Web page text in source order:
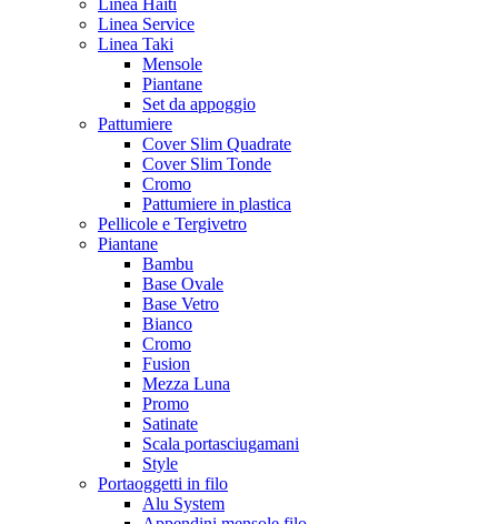
Linea Haiti
Linea Service
Linea Taki
Mensole
Piantane
Set da appoggio
Pattumiere
Cover Slim Quadrate
Cover Slim Tonde
Cromo
Pattumiere in plastica
Pellicole e Tergivetro
Piantane
Bambu
Base Ovale
Base Vetro
Bianco
Cromo
Fusion
Mezza Luna
Promo
Satinate
Scala portasciugamani
Style
Portaoggetti in filo
Alu System